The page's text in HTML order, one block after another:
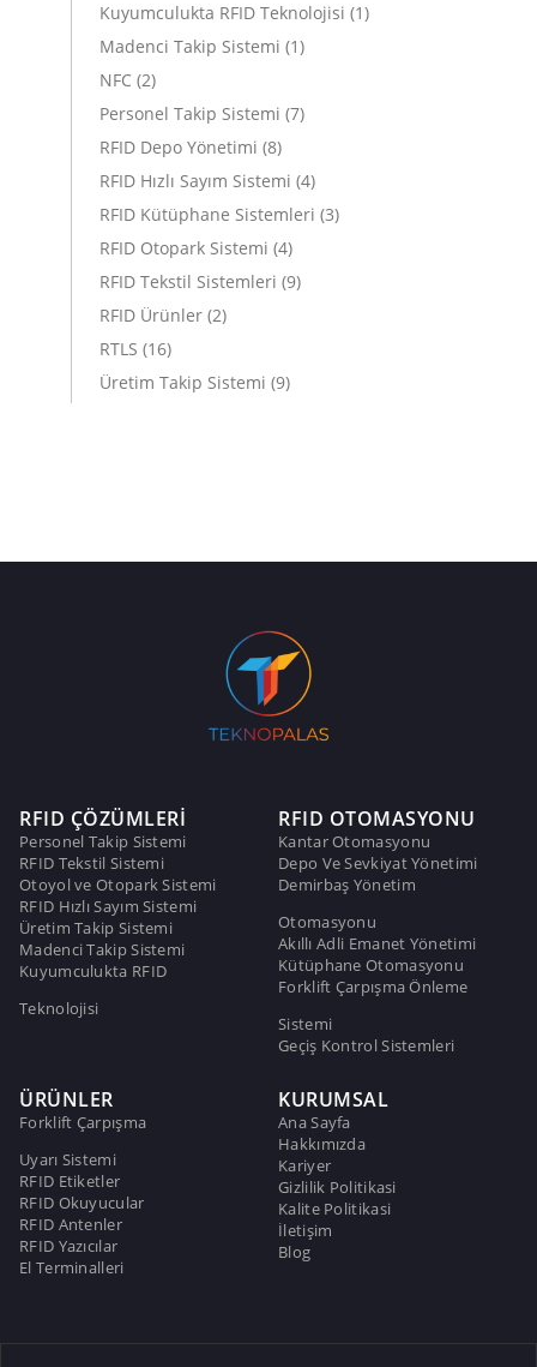
Kuyumculukta RFID Teknolojisi (1)
Madenci Takip Sistemi (1)
NFC (2)
Personel Takip Sistemi (7)
RFID Depo Yönetimi (8)
RFID Hızlı Sayım Sistemi (4)
RFID Kütüphane Sistemleri (3)
RFID Otopark Sistemi (4)
RFID Tekstil Sistemleri (9)
RFID Ürünler (2)
RTLS (16)
Üretim Takip Sistemi (9)
RFID ÇÖZÜMLERİ
Personel Takip Sistemi
RFID Tekstil Sistemi
Otoyol ve Otopark Sistemi
RFID Hızlı Sayım Sistemi
Üretim Takip Sistemi
Madenci Takip Sistemi
Kuyumculukta RFID
Teknolojisi
RFID OTOMASYONU
Kantar Otomasyonu
Depo Ve Sevkiyat Yönetimi
Demirbaş Yönetim
Otomasyonu
Akıllı Adli Emanet Yönetimi
Kütüphane Otomasyonu
Forklift Çarpışma Önleme
Sistemi
Geçiş Kontrol Sistemleri
ÜRÜNLER
Forklift Çarpışma
Uyarı Sistemi
RFID Etiketler
RFID Okuyucular
RFID Antenler
RFID Yazıcılar
El Terminalleri
KURUMSAL
Ana Sayfa
Hakkımızda
Kariyer
Gizlilik Politikasi
Kalite Politikasi
İletişim
Blog